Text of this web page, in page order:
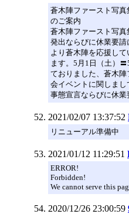
蒼木陣ファースト写
のご案内
蒼木陣ファースト写
発出ならびに休業要
より蒼木陣を応援し
ます。5月1日（土）
ておりました、蒼木
会イベントに関しま
事態宣言ならびに休業
2021/02/07 13:37:52
リニューアル準備中
2021/01/12 11:29:51
ERROR!
Forbidden!
We cannot serve this
2020/12/26 23:00:59